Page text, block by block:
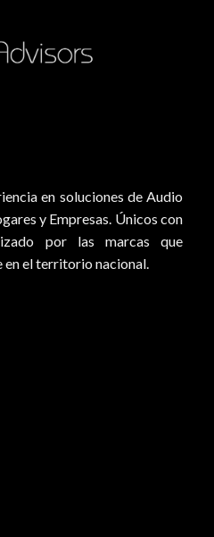
en soluciones de Audio
y Empresas. Únicos con
por las marcas que
el territorio nacional.